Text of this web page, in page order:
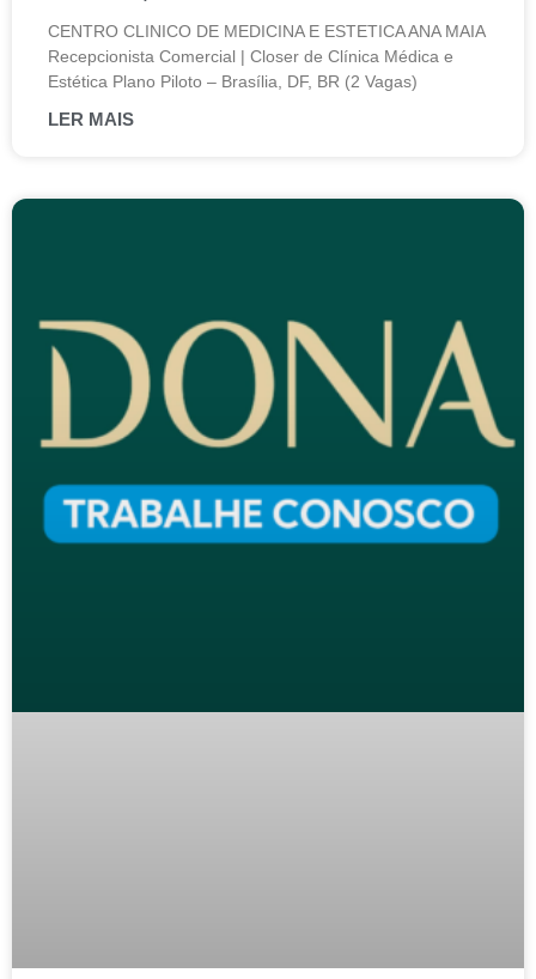
CENTRO CLINICO DE MEDICINA E ESTETICA ANA MAIA
Recepcionista Comercial | Closer de Clínica Médica e
Estética Plano Piloto – Brasília, DF, BR (2 Vagas)
LER MAIS